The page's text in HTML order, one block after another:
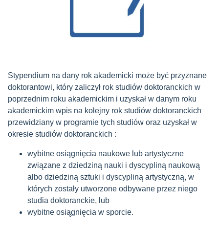
Stypendium na dany rok akademicki może być przyznane
doktorantowi, który zaliczył rok studiów doktoranckich w
poprzednim roku akademickim i uzyskał w danym roku
akademickim wpis na kolejny rok studiów doktoranckich
przewidziany w programie tych studiów oraz uzyskał w
okresie studiów doktoranckich :
wybitne osiągnięcia naukowe lub artystyczne
związane z dziedziną nauki i dyscypliną naukową
albo dziedziną sztuki i dyscypliną artystyczną, w
których zostały utworzone odbywane przez niego
studia doktoranckie, lub
wybitne osiągnięcia w sporcie.